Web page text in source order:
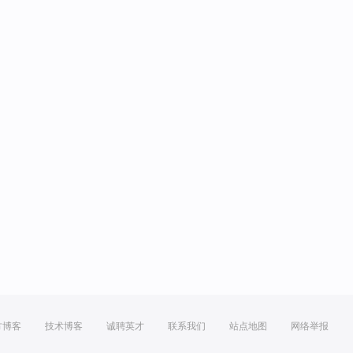
博客 技术博客 诚聘英才 联系我们 站点地图 网络举报